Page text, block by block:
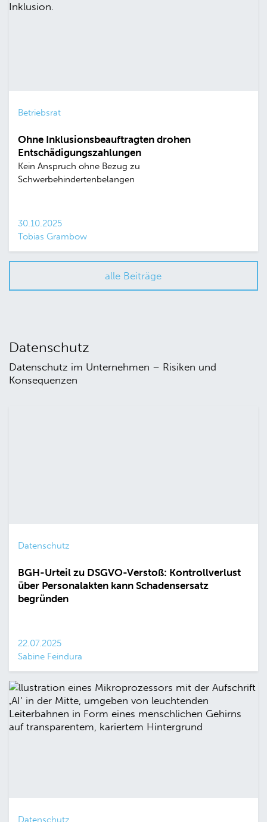
Betriebsrat
Ohne Inklusionsbeauftragten drohen
Entschädigungszahlungen
Kein Anspruch ohne Bezug zu
Schwerbehindertenbelangen
30.10.2025
Tobias Grambow
alle Beiträge
Datenschutz
Datenschutz im Unternehmen – Risiken und
Konsequenzen
Datenschutz
BGH-Urteil zu DSGVO-Verstoß: Kontrollverlust
über Personalakten kann Schadensersatz
begründen
22.07.2025
Sabine Feindura
Datenschutz